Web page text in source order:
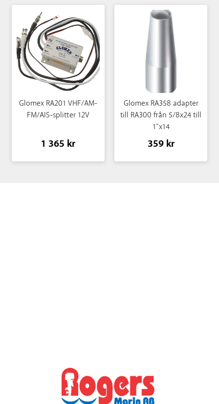
Glomex RA201 VHF/AM-
FM/AIS-splitter 12V
1 365 kr
Glomex RA358 adapter
till RA300 från 5/8x24 till
1"x14
359 kr